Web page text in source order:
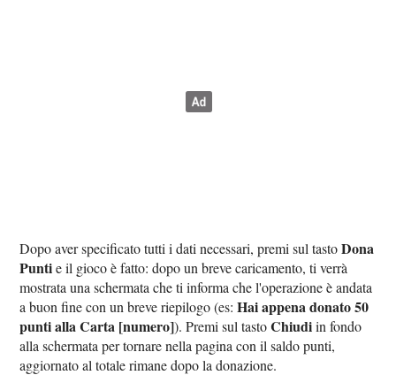
Dopo aver specificato tutti i dati necessari, premi sul tastoDona
Puntie il gioco è fatto: dopo un breve caricamento, ti verrà
mostrata una schermata che ti informa che l'operazione è andata
a buon fine con un breve riepilogo (es:Hai appena donato 50
punti alla Carta [numero]). Premi sul tastoChiudiin fondo
alla schermata per tornare nella pagina con il saldo punti,
aggiornato al totale rimane dopo la donazione.